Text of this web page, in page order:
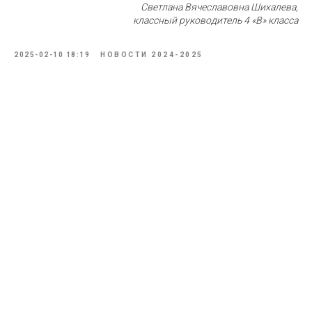
Светлана Вячеславовна Шихалева,
классный руководитель 4 «В» класса
2025-02-10 18:19 НОВОСТИ 2024-2025